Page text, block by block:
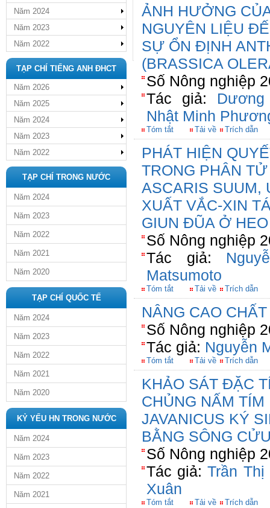
Năm 2024
Năm 2023
Năm 2022
TẠP CHÍ TIẾNG ANH ĐHCT
Năm 2026
Năm 2025
Năm 2024
Năm 2023
Năm 2022
TẠP CHÍ TRONG NƯỚC
Năm 2024
Năm 2023
Năm 2022
Năm 2021
Năm 2020
TẠP CHÍ QUỐC TẾ
Năm 2024
Năm 2023
Năm 2022
Năm 2021
Năm 2020
KỶ YẾU HN TRONG NƯỚC
Năm 2024
Năm 2023
Năm 2022
Năm 2021
ẢNH HƯỞNG
NGUYÊN LIỆU
SỰ ỔN ĐỊNH
(BRASSICA
Số Nông nghiệp
Tác giả:
Nhật Minh
Tóm tắt Tải về Trích dẫn
PHÁT HIỆN
TRONG PHÂN
ASCARIS SUUM,
XUẤT VẮC-XIN
GIUN ĐŨA Ở HEO
Số Nông nghiệp
Tác giả:
Matsumoto
Tóm tắt Tải về Trích dẫn
NÂNG CAO
Số Nông nghiệp
Tác giả: Nguyễn
Tóm tắt Tải về Trích dẫn
KHẢO SÁT ĐẶC
CHỦNG NẤM
JAVANICUS KÝ
BẰNG SÔNG
Số Nông nghiệp
Tác giả:Trần Thị
Xuân
Tóm tắt Tải về Trích dẫn